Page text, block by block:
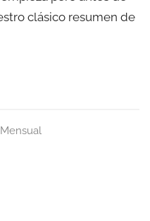
clásico resumen de